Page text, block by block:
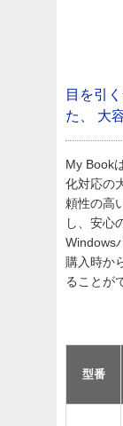
目を引
た、
大
My Book
化対応の
頼性の高
し、安心
Windows
購入時か
ることが
型番